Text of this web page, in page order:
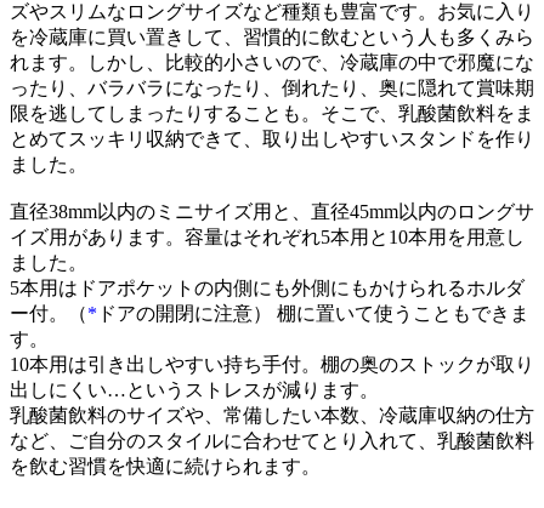
ズやスリムなロングサイズなど種類も豊富です。お気に入り
を冷蔵庫に買い置きして、習慣的に飲むという人も多くみら
れます。しかし、比較的小さいので、冷蔵庫の中で邪魔にな
ったり、バラバラになったり、倒れたり、奥に隠れて賞味期
限を逃してしまったりすることも。そこで、乳酸菌飲料をま
とめてスッキリ収納できて、取り出しやすいスタンドを作り
ました。
直径38mm以内のミニサイズ用と、直径45mm以内のロングサ
イズ用があります。容量はそれぞれ5本用と10本用を用意し
ました。
5本用はドアポケットの内側にも外側にもかけられるホルダ
ー付。（* ドアの開閉に注意） 棚に置いて使うこともできま
す。
10本用は引き出しやすい持ち手付。棚の奥のストックが取り
出しにくい…というストレスが減ります。
乳酸菌飲料のサイズや、常備したい本数、冷蔵庫収納の仕方
など、ご自分のスタイルに合わせてとり入れて、乳酸菌飲料
を飲む習慣を快適に続けられます。